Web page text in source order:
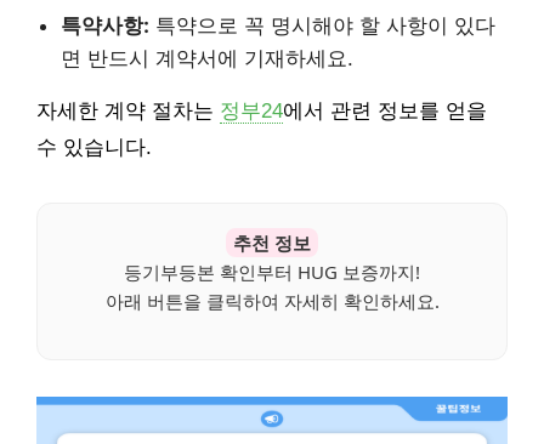
특약사항: 특약으로 꼭 명시해야 할 사항이 있다
면 반드시 계약서에 기재하세요.
자세한 계약 절차는 정부24에서 관련 정보를 얻을
수 있습니다.
추천 정보
등기부등본 확인부터 HUG 보증까지!
아래 버튼을 클릭하여 자세히 확인하세요.